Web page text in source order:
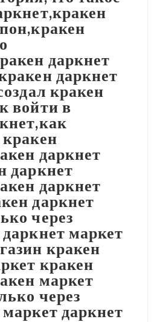
даркнет
даркнет
кракен
войти в
даркнет
даркнет
даркнет
даркнет
через
маркет
кракен
кракен
маркет
через
даркнет